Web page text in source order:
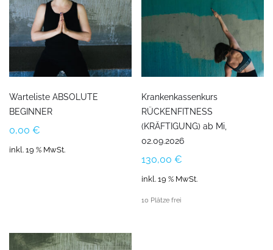
Warteliste ABSOLUTE
BEGINNER
0,00 €
inkl. 19 % MwSt.
Krankenkassenkurs
RÜCKENFITNESS
(KRÄFTIGUNG) ab Mi,
02.09.2026
130,00€
inkl. 19 % MwSt.
10 Plätze frei